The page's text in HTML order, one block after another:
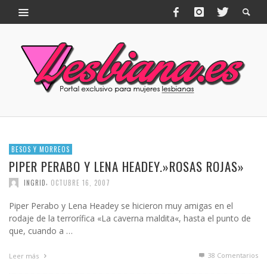
BESOS Y MORREOS
PIPER PERABO Y LENA HEADEY.»ROSAS ROJAS»
INGRID OCTUBRE 16, 2007
Piper Perabo y Lena Headey se hicieron muy amigas en el
rodaje de la terrorífica «La caverna maldita«, hasta el punto de
que, cuando a …
Leer más 38 Comentarios